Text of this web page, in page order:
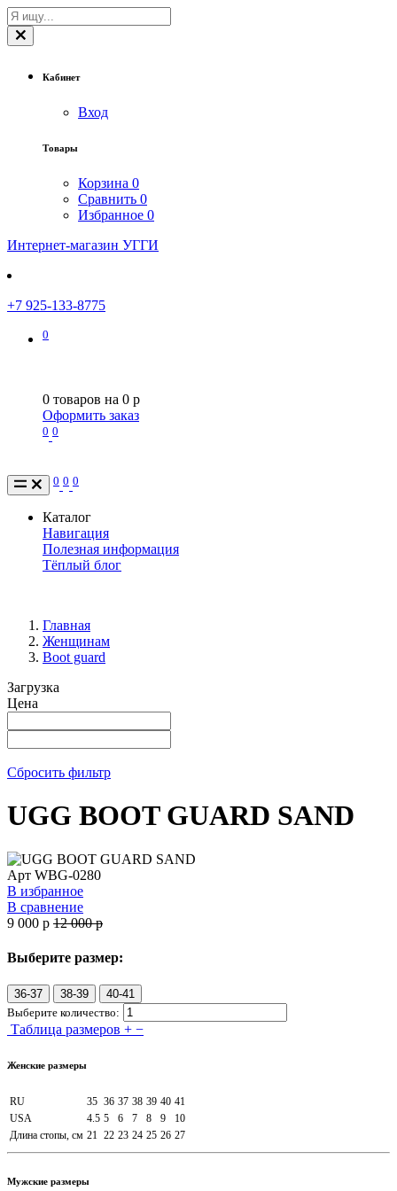
Кабинет
Вход
Товары
Корзина 0
Сравнить 0
Избранное 0
Интернет-магазин УГГИ
+7 925-133-8775
0
0 товаров на 0 p
Оформить заказ
0 0
0 0 0
Каталог
Навигация
Полезная информация
Тёплый блог
Главная
Женщинам
Boot guard
Загрузка
Цена
Сбросить фильтр
UGG BOOT GUARD SAND
Арт WBG-0280
В избранное
В сравнение
9 000 p 12 000 p
Выберите размер:
36-37 38-39
40-41
Выберите количество:
Таблица размеров + −
Женские размеры
RU 35 36 37 38 39 40 41
USA
4.5 5 6 7 8 9
10
Длина стопы, см 21 22 23 24 25 26 27
Мужские размеры